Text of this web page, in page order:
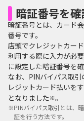
暗証番号を確
暗証番号とは、カード
番号です。
店頭でクレジットカー
利用する際に入力が必
に設定した暗証番号を
なお、PINバイパス取
レジットカード払いを
となりました※。
※PINバイパス取引とは、
証を行う方法です。